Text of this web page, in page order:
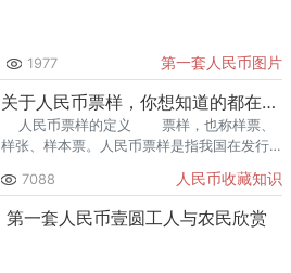
1977 第一套人民币图片
关于人民币票样，你想知道的都在这！
人民币票样的定义 票样，也称样票、
样张、样本票。人民币票样是指我国在发行
7088
人民币收藏知识
第一套人民币壹圆工人与农民欣赏